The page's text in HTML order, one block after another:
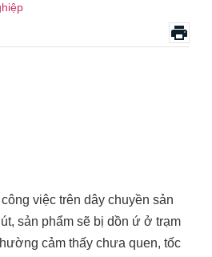
việc trên dây chuyền sản
sản phẩm sẽ bị dồn ứ ở trạm
cảm thấy chưa quen, tốc